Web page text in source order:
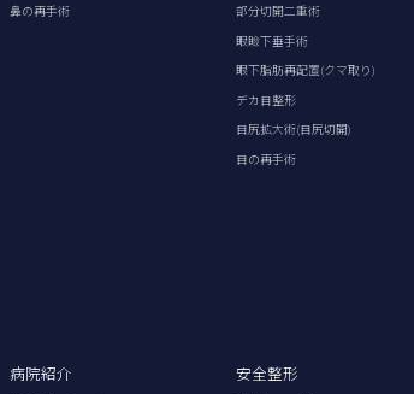
鼻の再手術
部分切開二重術
眼瞼下垂手術
眼下脂肪再配置(クマ取り)
デカ目整形
目尻拡大術(目尻切開)
目の再手術
病院紹介 安全整形